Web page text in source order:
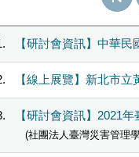
【研討會資訊】中華
【線上展覽】新北市
【研討會資訊】2021
(社團法人臺灣災害管理